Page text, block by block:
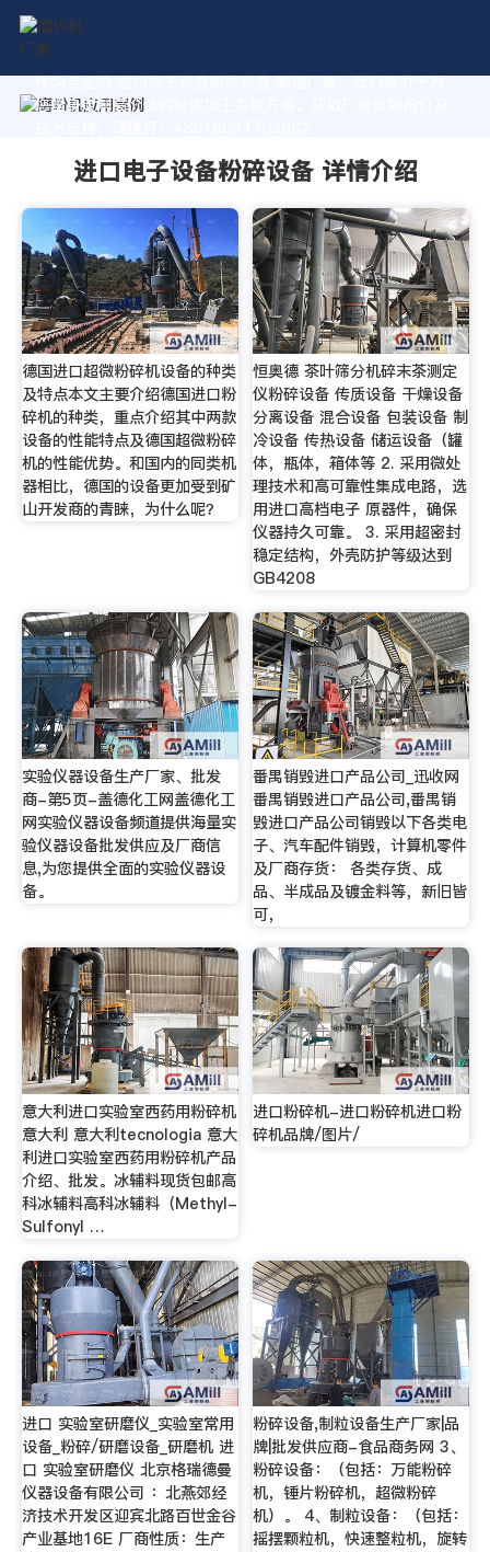
作为专业的 进口电子设备粉碎设备 制造厂家，我们致力于为
您量身定制高价值的粉体加工系统方案。获取厂家直销报价及
进口电子设备粉碎设备 详情介绍
德国进口超微粉碎机设备的种类
及特点本文主要介绍德国进口粉
碎机的种类，重点介绍其中两款
设备的性能特点及德国超微粉碎
机的性能优势。和国内的同类机
器相比，德国的设备更加受到矿
山开发商的青睐，为什么呢？
恒奥德 茶叶筛分机碎末茶测定
仪粉碎设备 传质设备 干燥设备
分离设备 混合设备 包装设备 制
冷设备 传热设备 储运设备（罐
体，瓶体，箱体等 2. 采用微处
理技术和高可靠性集成电路，选
用进口高档电子 原器件，确保
仪器持久可靠。 3. 采用超密封
稳定结构，外壳防护等级达到
GB4208
实验仪器设备生产厂家、批发
商-第5页-盖德化工网盖德化工
网实验仪器设备频道提供海量实
验仪器设备批发供应及厂商信
息,为您提供全面的实验仪器设
备。
番禺销毁进口产品公司_迅收网
番禺销毁进口产品公司,番禺销
毁进口产品公司销毁以下各类电
子、汽车配件销毁，计算机零件
及厂商存货： 各类存货、成
品、半成品及镀金料等，新旧皆
可，
意大利进口实验室西药用粉碎机
意大利 意大利tecnologia 意大
利进口实验室西药用粉碎机产品
介绍、批发。冰辅料现货包邮高
科冰辅料高科冰辅料（Methyl-
Sulfonyl …
进口粉碎机-进口粉碎机进口粉
碎机品牌/图片/
进口 实验室研磨仪_实验室常用
设备_粉碎/研磨设备_研磨机 进
口 实验室研磨仪 北京格瑞德曼
仪器设备有限公司 ：北燕郊经
济技术开发区迎宾北路百世金谷
产业基地16E 厂商性质：生产
粉碎设备,制粒设备生产厂家|品
牌|批发供应商-食品商务网 3、
粉碎设备：（包括：万能粉碎
机，锤片粉碎机，超微粉碎
机）。 4、制粒设备：（包括：
摇摆颗粒机，快速整粒机，旋转